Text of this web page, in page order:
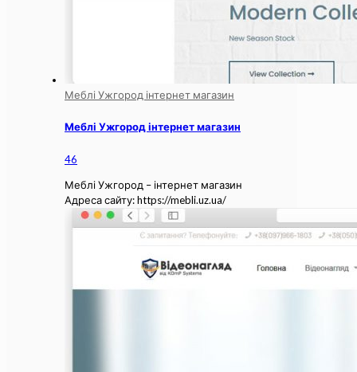
Меблі Ужгород інтернет магазин
Меблі Ужгород інтернет магазин
46
Меблі Ужгород – інтернет магазин
Адреса сайту: https://mebli.uz.ua/